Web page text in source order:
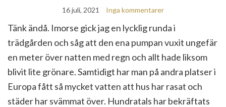
16 juli, 2021 Inga kommentarer
Tänk ändå. Imorse gick jag en lycklig runda i
trädgården och såg att den ena pumpan vuxit ungefär
en meter över natten med regn och allt hade liksom
blivit lite grönare. Samtidigt har man på andra platser i
Europa fått så mycket vatten att hus har rasat och
städer har svämmat över. Hundratals har bekräftats